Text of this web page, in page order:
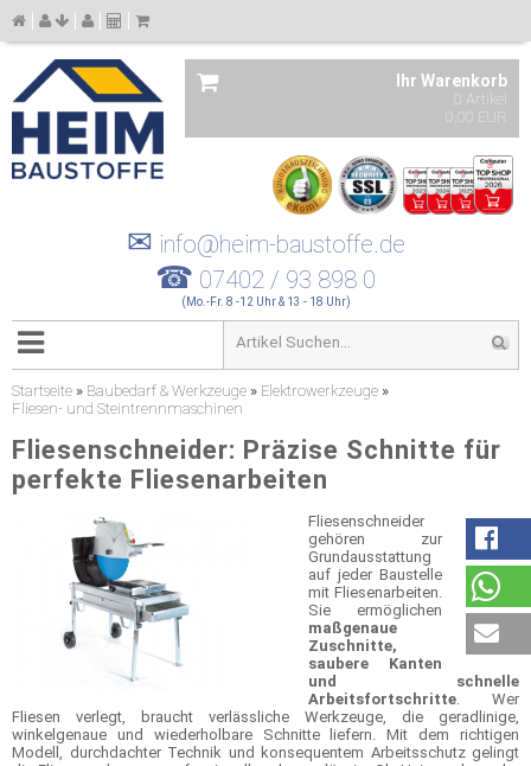
Ihr Warenkorb
0 Artikel
0,00 EUR
✉ info@heim-baustoffe.de
☎ 07402 / 93 898 0
(Mo.-Fr. 8 -12 Uhr & 13 - 18 Uhr)
Startseite » Baubedarf & Werkzeuge » Elektrowerkzeuge »
Fliesen- und Steintrennmaschinen
Fliesenschneider: Präzise Schnitte für
perfekte Fliesenarbeiten
Fliesenschneider
gehören zur
Grundausstattung
auf jeder Baustelle
mit Fliesenarbeiten.
Sie ermöglichen
maßgenaue
Zuschnitte,
saubere Kanten
und schnelle
Arbeitsfortschritte. Wer
Fliesen verlegt, braucht verlässliche Werkzeuge, die geradlinige,
winkelgenaue und wiederholbare Schnitte liefern. Mit dem richtigen
Modell, durchdachter Technik und konsequentem Arbeitsschutz gelingt